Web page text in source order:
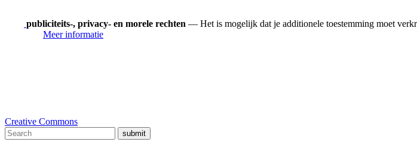
publiciteits-, privacy- en morele rechten — Het is mogelijk dat je additionele toestemming moet
Meer informatie
Creative Commons
submit